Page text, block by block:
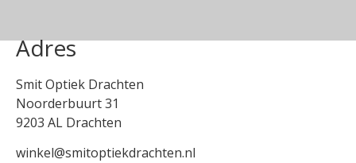
Adres
Smit Optiek Drachten
Noorderbuurt 31
9203 AL Drachten
winkel@smitoptiekdrachten.nl